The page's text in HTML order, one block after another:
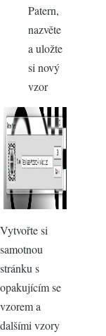
Patern,
nazvěte
a uložte
si nový
vzor
Vytvořte si
samotnou
stránku s
opakujícím se
vzorem a
dalšími vzory